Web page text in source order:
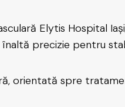
Elytis Hospital
precizie pentru
orientată spre